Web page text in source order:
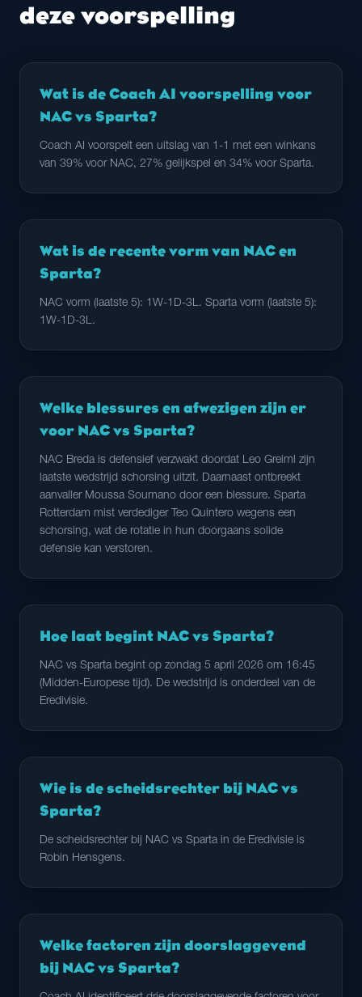
deze voorspelling
Wat is de Coach AI voorspelling voor
NAC vs Sparta?
Coach AI voorspelt een uitslag van 1-1 met een winkans
van 39% voor NAC, 27% gelijkspel en 34% voor Sparta.
Wat is de recente vorm van NAC en
Sparta?
NAC vorm (laatste 5): 1W-1D-3L. Sparta vorm (laatste 5):
1W-1D-3L.
Welke blessures en afwezigen zijn er
voor NAC vs Sparta?
NAC Breda is defensief verzwakt doordat Leo Greiml zijn
laatste wedstrijd schorsing uitzit. Daarnaast ontbreekt
aanvaller Moussa Soumano door een blessure. Sparta
Rotterdam mist verdediger Teo Quintero wegens een
schorsing, wat de rotatie in hun doorgaans solide
defensie kan verstoren.
Hoe laat begint NAC vs Sparta?
NAC vs Sparta begint op zondag 5 april 2026 om 16:45
(Midden-Europese tijd). De wedstrijd is onderdeel van de
Eredivisie.
Wie is de scheidsrechter bij NAC vs
Sparta?
De scheidsrechter bij NAC vs Sparta in de Eredivisie is
Robin Hensgens.
Welke factoren zijn doorslaggevend
bij NAC vs Sparta?